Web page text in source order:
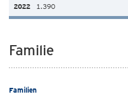
1.390
Familie
Familien